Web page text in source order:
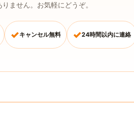
ません。お気軽にどうぞ。
✓キャンセル無料 ✓24時間以内に連絡